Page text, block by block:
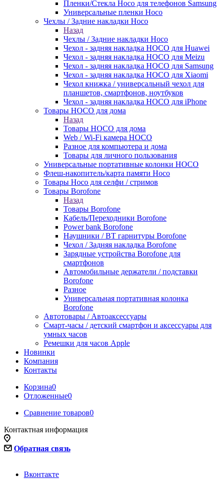
Пленки/Стекла Hoco для телефонов Samsung
Универсальные пленки Hoco
Чехлы / Задние накладки Hoco
Назад
Чехлы / Задние накладки Hoco
Чехол - задняя накладка HOCO для Huawei
Чехол - задняя накладка HOCO для Meizu
Чехол - задняя накладка HOCO для Samsung
Чехол - задняя накладка HOCO для Xiaomi
Чехол книжка / универсальный чехол для
планшетов, смартфонов, ноутбуков
Чехол - задняя накладка HOCO для iPhone
Товары HOCO для дома
Назад
Товары HOCO для дома
Web / Wi-Fi камера HOCO
Разное для компьютера и дома
Товары для личного пользования
Универсальные портативные колонки HOCO
Флеш-накопитель/карта памяти Hoco
Товары Hoco для селфи / стримов
Товары Borofone
Назад
Товары Borofone
Кабель/Переходники Borofone
Power bank Borofone
Наушники / BT гарнитуры Borofone
Чехол / Задняя накладка Borofone
Зарядные устройства Borofone для
смартфонов
Автомобильные держатели / подставки
Borofone
Разное
Универсальная портативная колонка
Borofone
Автотовары / Автоаксессуары
Смарт-часы / детский смартфон и аксессуары для
умных часов
Ремешки для часов Apple
Новинки
Компания
Контакты
Корзина0
Отложенные0
Сравнение товаров0
Контактная информация
Обратная связь
Вконтакте